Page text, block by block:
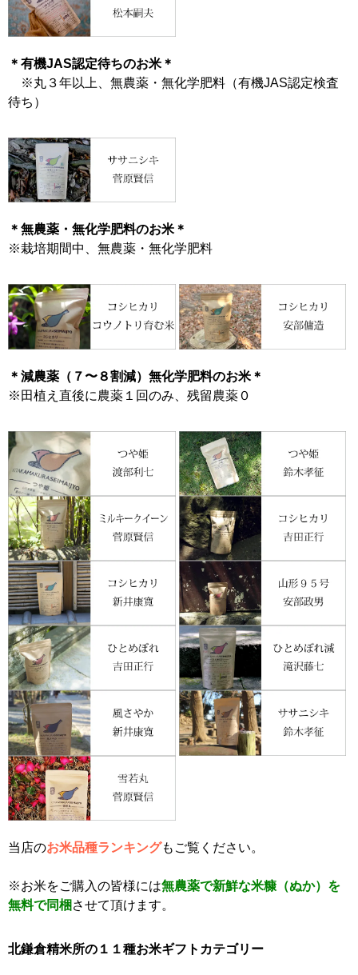
＊有機JAS認定待ちのお米＊
※丸３年以上、無農薬・無化学肥料（有機JAS認定検査
待ち）
＊無農薬・無化学肥料のお米＊
※栽培期間中、無農薬・無化学肥料
＊減農薬（７〜８割減）無化学肥料のお米＊
※田植え直後に農薬１回のみ、残留農薬０
当店のお米品種ランキングもご覧ください。
※お米をご購入の皆様には無農薬で新鮮な米糠（ぬか）を
無料で同梱 させて頂けます。
北鎌倉精米所の１１種お米ギフトカテゴリー